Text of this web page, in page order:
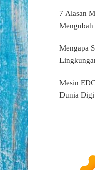
7 Alasan
Mengubah
Mengapa
Mesin
Dunia